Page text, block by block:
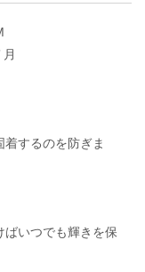
するのを防ぎま
ばいつでも輝きを保